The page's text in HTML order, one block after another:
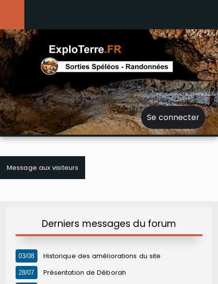
Se connecter
Message aux visiteurs
Derniers messages du forum
03/08 Historique des améliorations du site
28/07 Présentation de Déborah